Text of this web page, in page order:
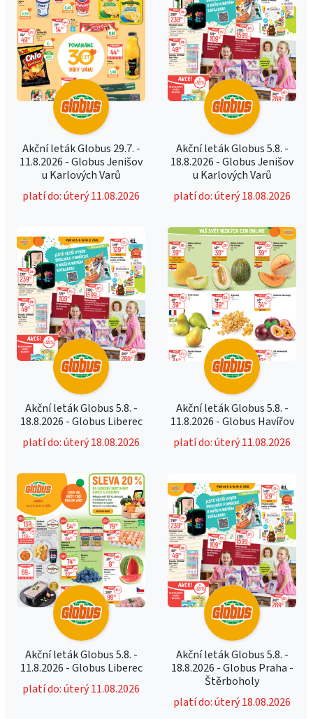
Akční leták Globus 29.7. -
11.8.2026 - Globus Jenišov
u Karlových Varů
platí do: úterý 11.08.2026
Akční leták Globus 5.8. -
18.8.2026 - Globus Jenišov
u Karlových Varů
platí do: úterý 18.08.2026
Akční leták Globus 5.8. -
18.8.2026 - Globus Liberec
platí do: úterý 18.08.2026
Akční leták Globus 5.8. -
11.8.2026 - Globus Havířov
platí do: úterý 11.08.2026
Akční leták Globus 5.8. -
11.8.2026 - Globus Liberec
platí do: úterý 11.08.2026
Akční leták Globus 5.8. -
18.8.2026 - Globus Praha -
Štěrboholy
platí do: úterý 18.08.2026